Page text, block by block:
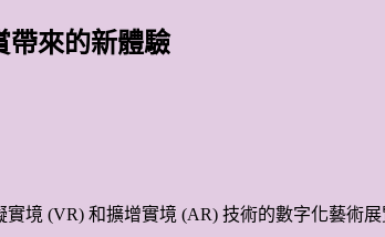
帶來的新體驗
實境 (VR) 和擴增實境 (AR) 技術的數字化藝